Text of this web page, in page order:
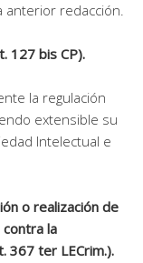
anterior redacción.
127 bis CP).
la regulación
extensible su
Intelectual e
o realización de
la
367 ter LECrim.).